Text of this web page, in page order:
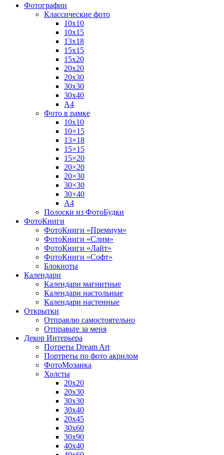
Фотографии
Классические фото
10х10
10х15
13х18
15х15
15х20
20х20
20х30
30х30
30х40
А4
Фото в рамке
10х10
10×15
13×18
15×15
15×20
20×20
20×30
30×30
30×40
A4
Полоски из ФотоБудки
ФотоКниги
ФотоКниги «Премиум»
ФотоКниги «Слим»
ФотоКниги «Лайт»
ФотоКниги «Софт»
Блокноты
Календари
Календари магнитные
Календари настольные
Календари настенные
Открытки
Отправлю самостоятельно
Отправьте за меня
Декор Интерьера
Потреты Dream Art
Портреты по фото акрилом
ФотоМозаика
Холсты
20х20
20х30
30х30
30х40
20х45
30х60
30х90
40х40